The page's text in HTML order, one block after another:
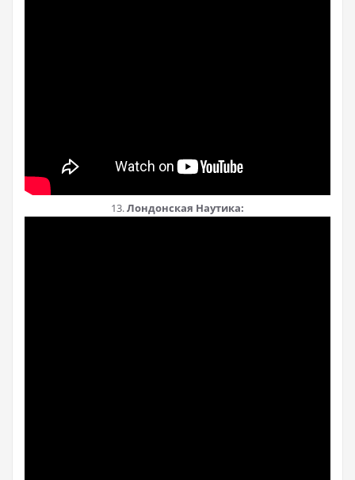
13.Лондонская Наутика: